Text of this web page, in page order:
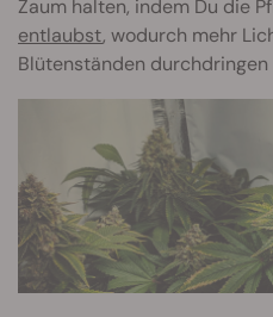
Zaum halten, indem Du die
entlaubst, wodurch mehr
Blütenständen durchdringen